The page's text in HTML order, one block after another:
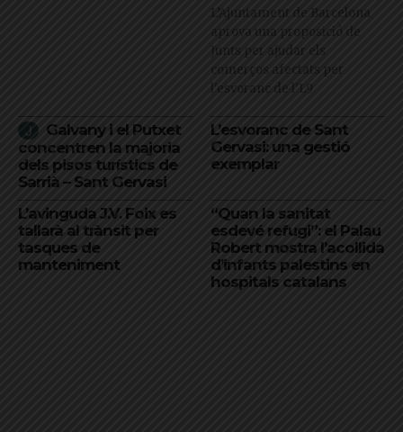
L’Ajuntament de Barcelona
aprova una proposició de
Junts per ajudar els
comerços afectats per
l'esvoranc de l'L9
Galvany i el Putxet
concentren la majoria
dels pisos turístics de
Sarrià – Sant Gervasi
L’esvoranc de Sant
Gervasi: una gestió
exemplar
L’avinguda J.V. Foix es
tallarà al trànsit per
tasques de
manteniment
“Quan la sanitat
esdevé refugi”: el Palau
Robert mostra l’acollida
d’infants palestins en
hospitals catalans